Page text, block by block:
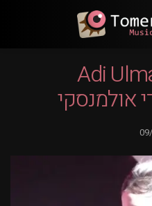
Adi